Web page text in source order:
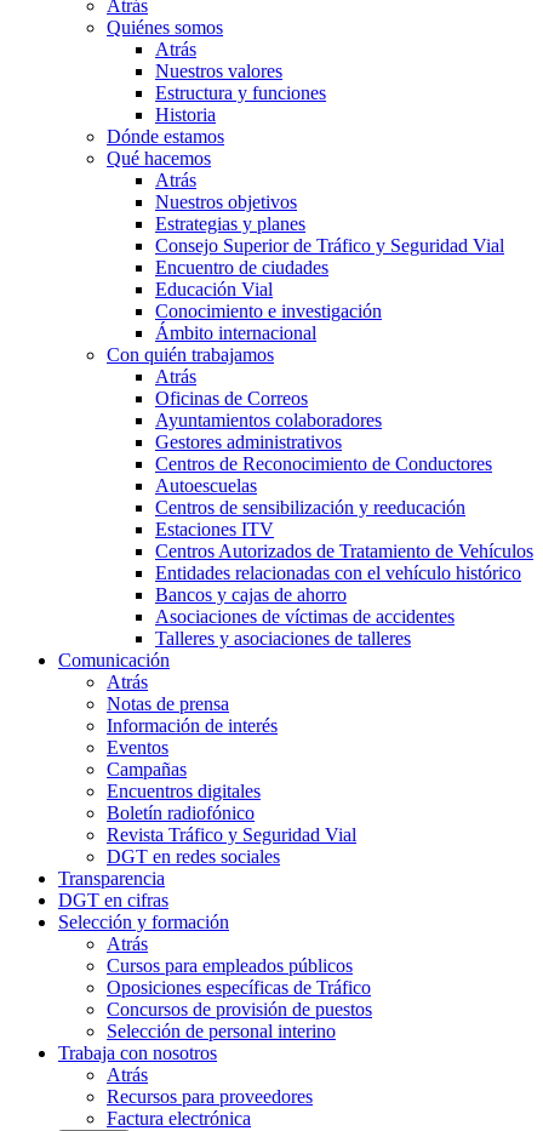
Atrás
Quiénes somos
Atrás
Nuestros valores
Estructura y funciones
Historia
Dónde estamos
Qué hacemos
Atrás
Nuestros objetivos
Estrategias y planes
Consejo Superior de Tráfico y Seguridad Vial
Encuentro de ciudades
Educación Vial
Conocimiento e investigación
Ámbito internacional
Con quién trabajamos
Atrás
Oficinas de Correos
Ayuntamientos colaboradores
Gestores administrativos
Centros de Reconocimiento de Conductores
Autoescuelas
Centros de sensibilización y reeducación
Estaciones ITV
Centros Autorizados de Tratamiento de Vehículos
Entidades relacionadas con el vehículo histórico
Bancos y cajas de ahorro
Asociaciones de víctimas de accidentes
Talleres y asociaciones de talleres
Comunicación
Atrás
Notas de prensa
Información de interés
Eventos
Campañas
Encuentros digitales
Boletín radiofónico
Revista Tráfico y Seguridad Vial
DGT en redes sociales
Transparencia
DGT en cifras
Selección y formación
Atrás
Cursos para empleados públicos
Oposiciones específicas de Tráfico
Concursos de provisión de puestos
Selección de personal interino
Trabaja con nosotros
Atrás
Recursos para proveedores
Factura electrónica